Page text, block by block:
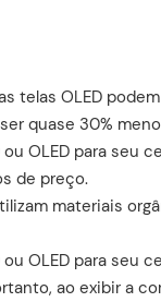
telas OLED
quase 30%
de preço.
materiais
ao exibir a